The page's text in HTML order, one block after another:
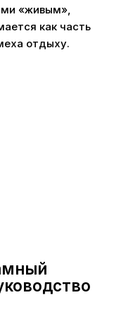
«живым»,
как часть
отдыху.